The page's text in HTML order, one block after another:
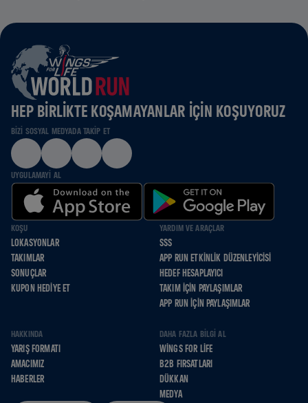
HEP BIRLIKTE KOŞAMAYANLAR IÇIN KOŞUYORUZ
BIZI SOSYAL MEDYADA TAKIP ET
UYGULAMAYI AL
KOŞU
LOKASYONLAR
TAKIMLAR
SONUÇLAR
KUPON HEDIYE ET
YARDIM VE ARAÇLAR
SSS
APP RUN ETKINLIK DÜZENLEYICISI
HEDEF HESAPLAYICI
TAKIM İÇIN PAYLAŞIMLAR
APP RUN İÇIN PAYLAŞIMLAR
HAKKINDA
YARIŞ FORMATI
AMACIMIZ
HABERLER
DAHA FAZLA BILGI AL
WINGS FOR LIFE
B2B FIRSATLARI
DÜKKAN
MEDYA